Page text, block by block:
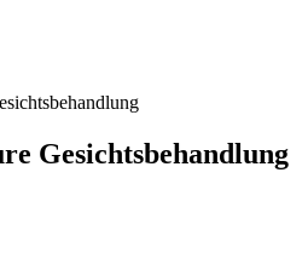
Gesichtsbehandlung